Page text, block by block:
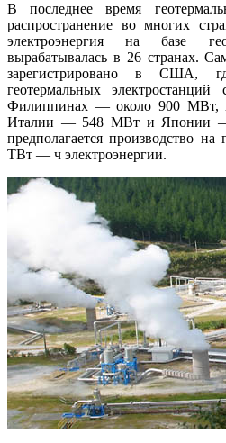
В последнее время
распространение во многих
электроэнергия на базе
вырабатывалась в 26 странах.
зарегистрировано в США,
геотермальных
Филиппинах — около 900
Италии — 548 МВт и Японии
предполагается производство
ТВт — ч электроэнергии.